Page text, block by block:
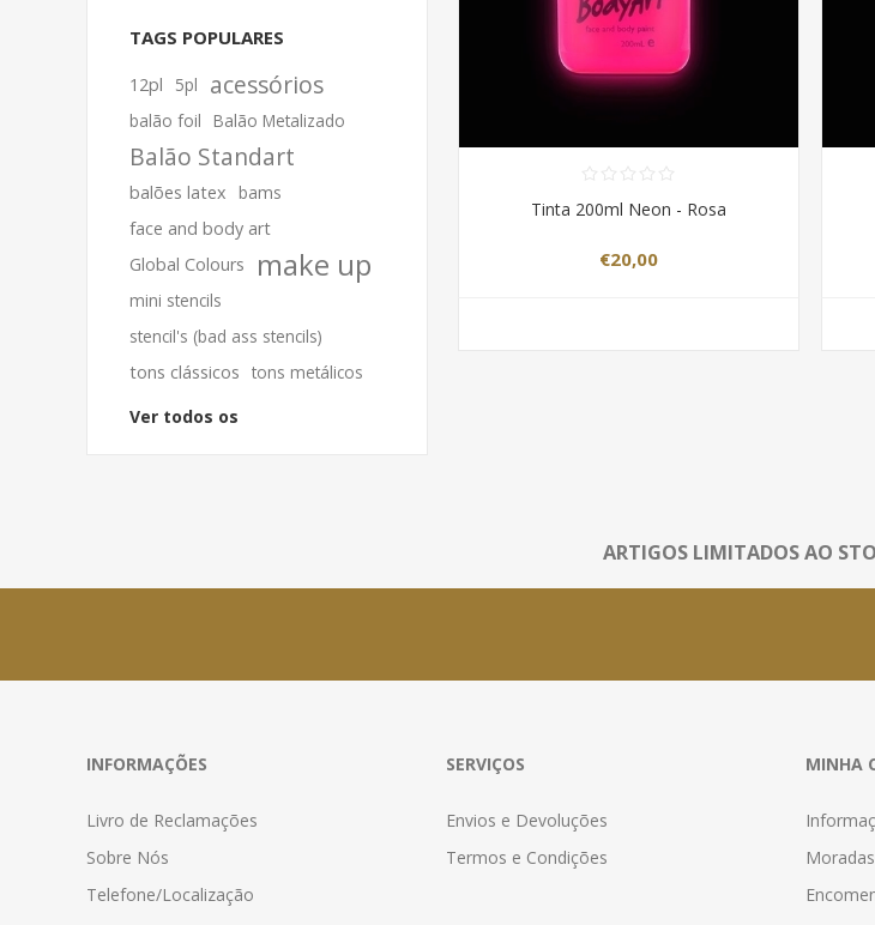
Tinta 200ml Neon - Rosa
€20,00
TAGS POPULARES
12pl 5pl acessórios
balão foil Balão Metalizado
Balão Standart
balões latex
bams
face and body art
Global Colours
make up
mini stencils
stencil's (bad ass stencils)
tons clássicos tons metálicos
Ver todos os
ARTIGOS LIMITADOS AO
INFORMAÇÕES
Livro de Reclamações
Sobre Nós
Telefone/Localização
SERVIÇOS
Envios e Devoluções
Termos e Condições
MINHA
Moradas